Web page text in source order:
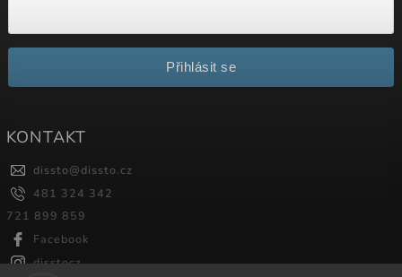
Přihlásit se
KONTAKT
dissto@dissto.cz
481 324 342
721 899 859
Facebook
disstocz